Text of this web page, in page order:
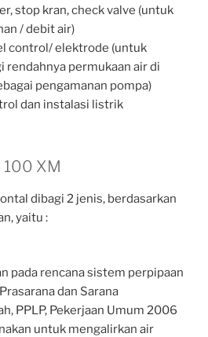
stop kran, check valve (untuk
/ debit air)
control/ elektrode (untuk
rendahnya permukaan air di
pengamanan pompa)
dan instalasi listrik
100 XM
dibagi 2 jenis, berdasarkan
yaitu :
pada rencana sistem perpipaan
dan Sarana
PPLP, Pekerjaan Umum 2006
untuk mengalirkan air